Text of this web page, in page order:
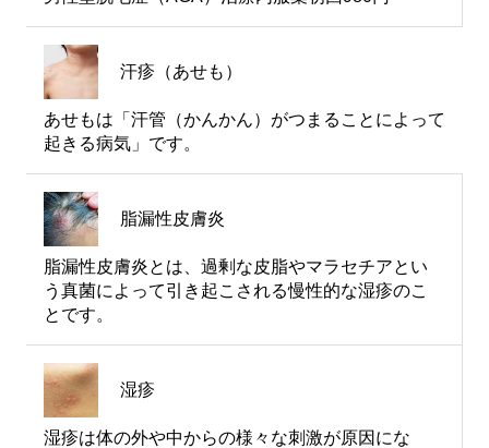
汗疹（あせも）
あせもは「汗管（かんかん）がつまることによって
起きる病気」です。
脂漏性皮膚炎
脂漏性皮膚炎とは、過剰な皮脂やマラセチアとい
う真菌によって引き起こされる慢性的な湿疹のこ
とです。
湿疹
湿疹は体の外や中からの様々な刺激が原因にな